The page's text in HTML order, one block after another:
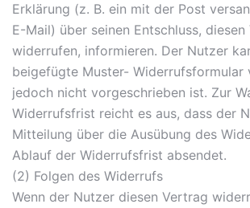
Erklärung (z. B. ein mit der Post
E-Mail) über seinen Entschluss,
widerrufen, informieren. Der Nutzer
beigefügte Muster- Widerrufsformular
jedoch nicht vorgeschrieben ist. Zur
Widerrufsfrist reicht es aus, dass der
Mitteilung über die Ausübung des
Ablauf der Widerrufsfrist absendet.
(2) Folgen des Widerrufs
Wenn der Nutzer diesen Vertrag